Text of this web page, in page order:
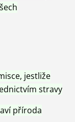
jestliže
stravy
příroda